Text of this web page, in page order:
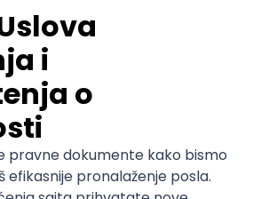
upoznajem ljude, druge kulture i
i glavni razlog zašto sam odlučila
vodič. Trenutno radim u Alanji,
dve godine i stvarno sam
Ivanović.
obožava da radi na terenu, a u
u drugu državu gde će
vodič.